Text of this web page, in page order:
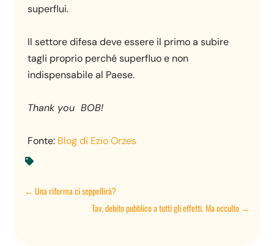
superflui.
Il settore difesa deve essere il primo a subire
tagli proprio perché superfluo e non
indispensabile al Paese.
Thank you BOB!
Fonte: Blog di Ezio Orzes

←Una riforma ci seppellirà?
Tav, debito pubblico a tutti gli effetti. Ma occulto→